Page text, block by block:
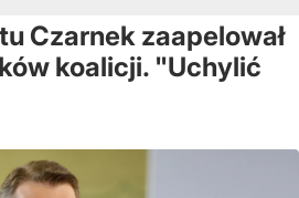
Czarnek zaapelował
koalicji. "Uchylić